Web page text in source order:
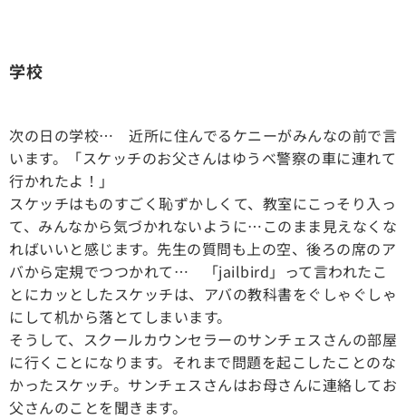
学校
次の日の学校… 近所に住んでるケニーがみんなの前で言
います。「スケッチのお父さんはゆうべ警察の車に連れて
行かれたよ！」
スケッチはものすごく恥ずかしくて、教室にこっそり入っ
て、みんなから気づかれないように…このまま見えなくな
ればいいと感じます。先生の質問も上の空、後ろの席のア
バから定規でつつかれて… 「jailbird」って言われたこ
とにカッとしたスケッチは、アバの教科書をぐしゃぐしゃ
にして机から落とてしまいます。
そうして、スクールカウンセラーのサンチェスさんの部屋
に行くことになります。それまで問題を起こしたことのな
かったスケッチ。サンチェスさんはお母さんに連絡してお
父さんのことを聞きます。